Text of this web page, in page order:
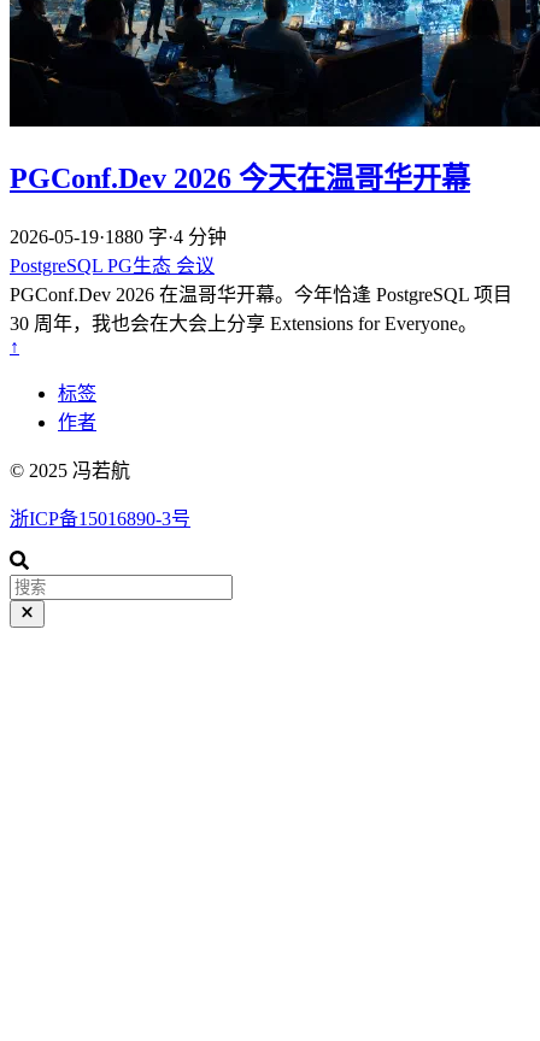
PGConf.Dev 2026 今天在温哥华开幕
2026-05-19·1880 字·4 分钟
PostgreSQL PG生态 会议
PGConf.Dev 2026 在温哥华开幕。今年恰逢 PostgreSQL 项目
30 周年，我也会在大会上分享 Extensions for Everyone。
↑
标签
作者
© 2025 冯若航
浙ICP备15016890-3号